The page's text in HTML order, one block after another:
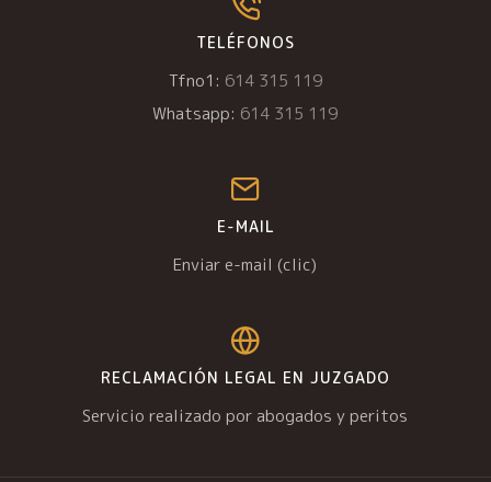
TELÉFONOS
Tfno1: 614 315 119
Whatsapp: 614 315 119
E-MAIL
Enviar e-mail (clic)
RECLAMACIÓN LEGAL EN JUZGADO
Servicio realizado por abogados y peritos